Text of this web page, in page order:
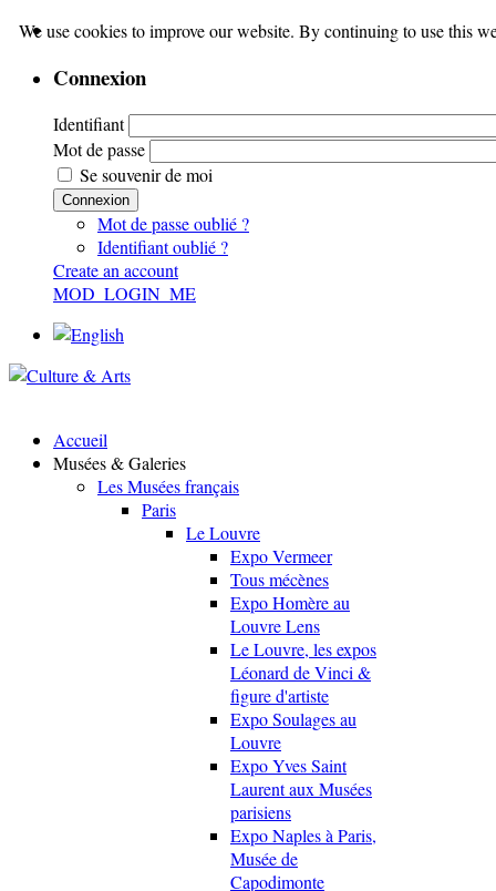
Connexion
Identifiant
Mot de passe
Se souvenir de moi
Connexion
Mot de passe oublié ?
Identifiant oublié ?
Create an account
MOD_LOGIN_ME
Accueil
Musées & Galeries
Les Musées français
Paris
Le Louvre
Expo Vermeer
Tous mécènes
Expo Homère au
Louvre Lens
Le Louvre, les expos
Léonard de Vinci &
figure d'artiste
Expo Soulages au
Louvre
Expo Yves Saint
Laurent aux Musées
parisiens
Expo Naples à Paris,
Musée de
Capodimonte
We use cookies to improve our website. By continuing to use this